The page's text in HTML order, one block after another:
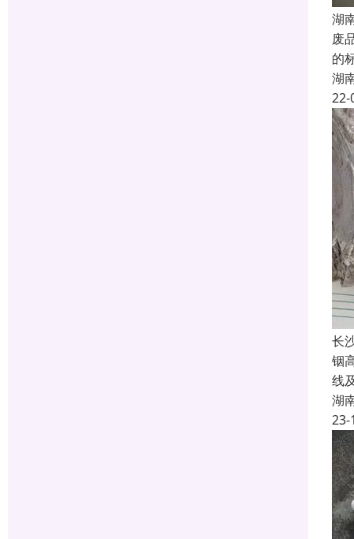
湖
废
的
湖
22-
长
铟
线
湖
23-